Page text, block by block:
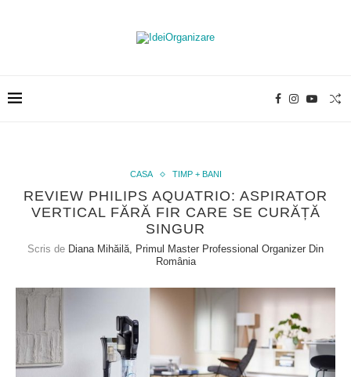
CASA TIMP + BANI
REVIEW PHILIPS AQUATRIO: ASPIRATOR
VERTICAL FĂRĂ FIR CARE SE CURĂȚĂ
SINGUR
Scris de Diana Mihăilă, Primul Master Professional Organizer Din
România